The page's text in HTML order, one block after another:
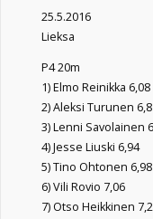
25.5.2016
Lieksa
P4 20m
1) Elmo Reinikka 6,08
2) Aleksi Turunen
3) Lenni Savolainen
4) Jesse Liuski 6,94
5) Tino Ohtonen 6,98
6) Vili Rovio 7,06
7) Otso Heikkinen